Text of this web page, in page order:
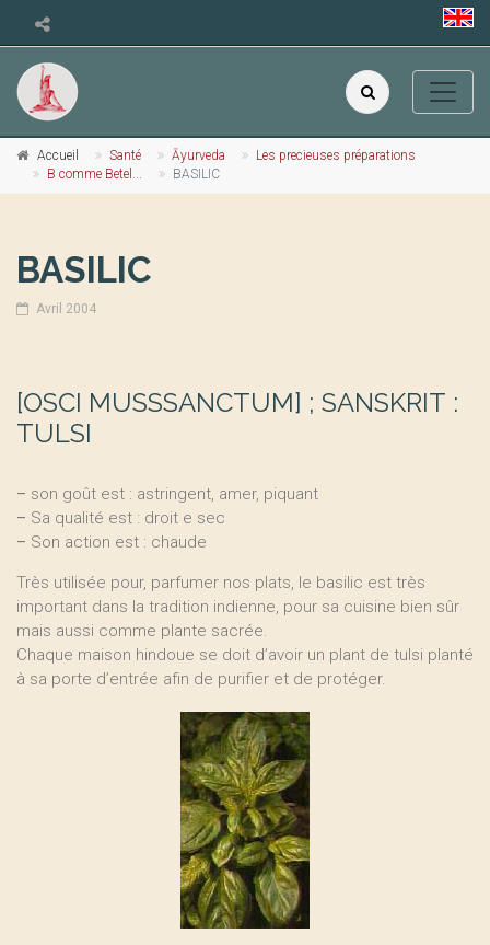
Accueil Santé Āyurveda
Les precieuses préparations
B comme Betel...
BASILIC
BASILIC
Avril 2004
[OSCI MUSSSANCTUM] ; SANSKRIT :
TULSI
– son goût est : astringent, amer, piquant
– Sa qualité est : droit e sec
– Son action est : chaude
Très utilisée pour, parfumer nos plats, le basilic est très
important dans la tradition indienne, pour sa cuisine bien sûr
mais aussi comme plante sacrée.
Chaque maison hindoue se doit d’avoir un plant de tulsi planté
à sa porte d’entrée afin de purifier et de protéger.